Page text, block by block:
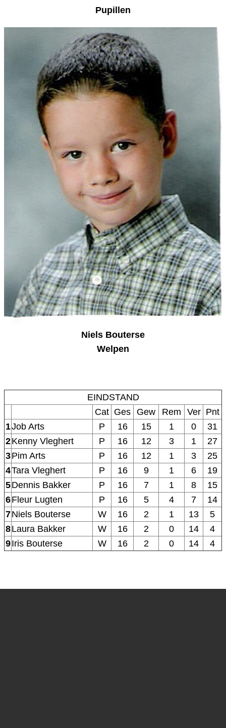
Pupillen
Niels Bouterse
Welpen
EINDSTAND
Cat Ges Gew Rem Ver Pnt
1Job Arts P 16 15 1 0
31
2Kenny Vleghert P 16 12 3 1
27
3Pim Arts P 16 12 1 3
25
4Tara Vleghert P 16 9 1 6
19
5Dennis Bakker P 16 7 1 8
15
6Fleur Lugten P 16 5 4 7
14
7Niels Bouterse W 16 2 1 13
5
8Laura Bakker W 16 2 0 14
4
9Iris Bouterse W 16 2 0 14 4